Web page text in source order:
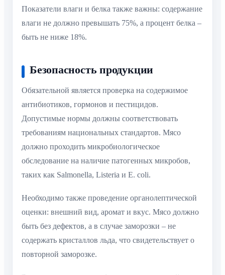
Показатели влаги и белка также важны: содержание
влаги не должно превышать 75%, а процент белка –
быть не ниже 18%.
Безопасность продукции
Обязательной является проверка на содержимое
антибиотиков, гормонов и пестицидов.
Допустимые нормы должны соответствовать
требованиям национальных стандартов. Мясо
должно проходить микробиологическое
обследование на наличие патогенных микробов,
таких как Salmonella, Listeria и E. coli.
Необходимо также проведение органолептической
оценки: внешний вид, аромат и вкус. Мясо должно
быть без дефектов, а в случае заморозки – не
содержать кристаллов льда, что свидетельствует о
повторной заморозке.